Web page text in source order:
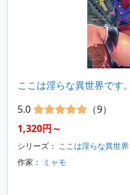
ここは淫らな異世界です。
5.0
（9）
1,320円～
シリーズ： ここは淫らな異世界
作家：
ミャモ